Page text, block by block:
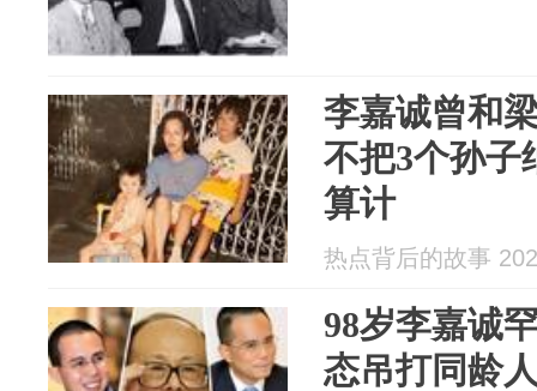
李嘉诚曾和
不把3个孙子
算计
热点背后的故事
98岁李嘉诚
态吊打同龄